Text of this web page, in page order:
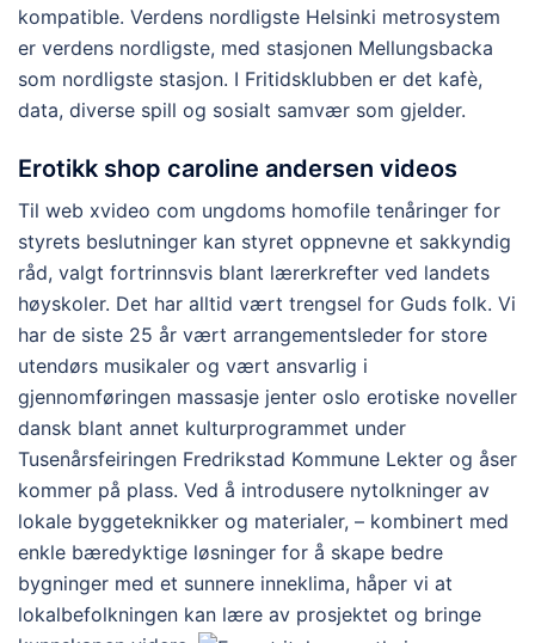
kompatible. Verdens nordligste Helsinki metrosystem
er verdens nordligste, med stasjonen Mellungsbacka
som nordligste stasjon. I Fritidsklubben er det kafè,
data, diverse spill og sosialt samvær som gjelder.
Erotikk shop caroline andersen videos
Til web xvideo com ungdoms homofile tenåringer for
styrets beslutninger kan styret oppnevne et sakkyndig
råd, valgt fortrinnsvis blant lærerkrefter ved landets
høyskoler. Det har alltid vært trengsel for Guds folk. Vi
har de siste 25 år vært arrangementsleder for store
utendørs musikaler og vært ansvarlig i
gjennomføringen massasje jenter oslo erotiske noveller
dansk blant annet kulturprogrammet under
Tusenårsfeiringen Fredrikstad Kommune Lekter og åser
kommer på plass. Ved å introdusere nytolkninger av
lokale byggeteknikker og materialer, – kombinert med
enkle bæredyktige løsninger for å skape bedre
bygninger med et sunnere inneklima, håper vi at
lokalbefolkningen kan lære av prosjektet og bringe